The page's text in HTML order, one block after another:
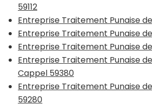
59112
Entreprise Traitement Punaise
Entreprise Traitement Punaise
Entreprise Traitement Punaise de
Entreprise Traitement Punaise
Cappel 59380
Entreprise Traitement Punaise
59280